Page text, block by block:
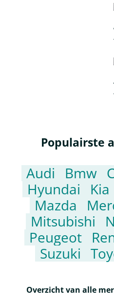
Populairste
Audi Bmw
Hyundai
Kia
Mazda
Mitsubishi
Peugeot
Suzuki
Overzicht van alle